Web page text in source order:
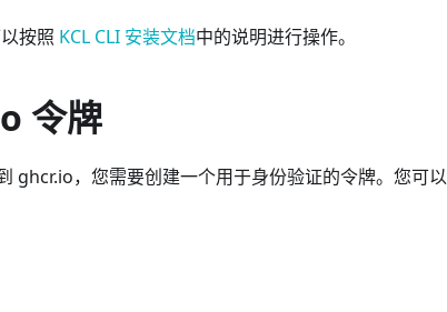
按照 KCL CLI 安装文档中的说明进行操作。
令牌
ghcr.io，您需要创建一个用于身份验证的令牌。您可以